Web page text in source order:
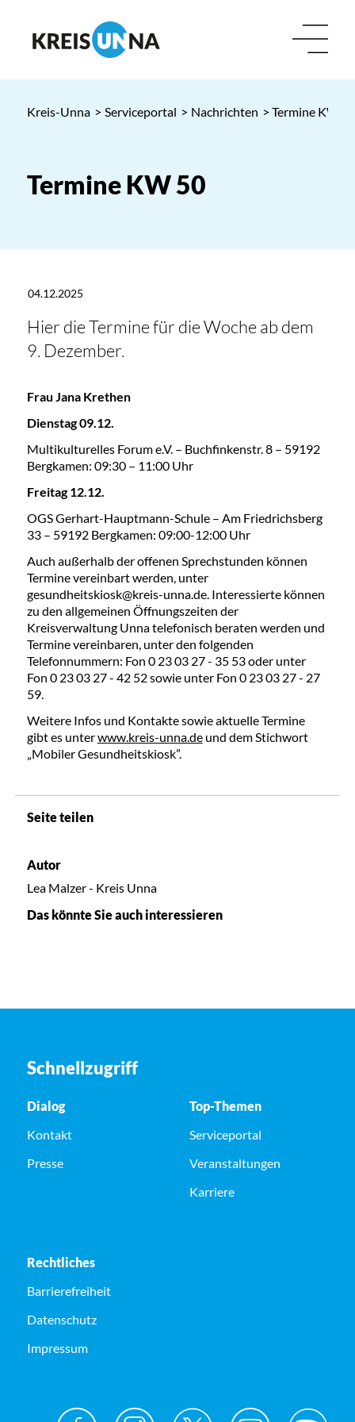
Kreis-Unna > Serviceportal > Nachrichten > Termine KW 50
Termine KW 50
04.12.2025
Hier die Termine für die Woche ab dem
9. Dezember.
Frau Jana Krethen
Dienstag 09.12.
Multikulturelles Forum e.V. – Buchfinkenstr. 8 – 59192
Bergkamen: 09:30 – 11:00 Uhr
Freitag 12.12.
OGS Gerhart-Hauptmann-Schule – Am Friedrichsberg
33 – 59192 Bergkamen: 09:00-12:00 Uhr
Auch außerhalb der offenen Sprechstunden können
Termine vereinbart werden, unter
gesundheitskiosk@kreis-unna.de. Interessierte können
zu den allgemeinen Öffnungszeiten der
Kreisverwaltung Unna telefonisch beraten werden und
Termine vereinbaren, unter den folgenden
Telefonnummern: Fon 0 23 03 27 - 35 53 oder unter
Fon 0 23 03 27 - 42 52 sowie unter Fon 0 23 03 27 - 27
59.
Weitere Infos und Kontakte sowie aktuelle Termine
gibt es unterwww.kreis-unna.deund dem Stichwort
„Mobiler Gesundheitskiosk”.
Seite teilen
Autor
Lea Malzer - Kreis Unna
Das könnte Sie auch interessieren
Schnellzugriff
Dialog
Kontakt
Presse
Top-Themen
Serviceportal
Veranstaltungen
Karriere
Rechtliches
Barrierefreiheit
Datenschutz
Impressum